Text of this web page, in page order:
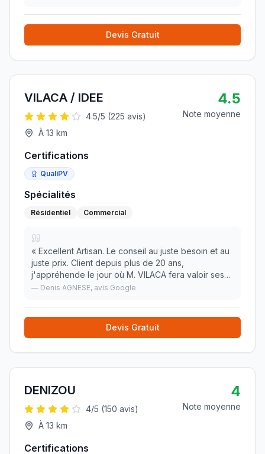
Devis Gratuit
VILACA / IDEE
4.5/5 (225 avis)
À 13 km
4.5
Note moyenne
Certifications
QualiPV
Spécialités
Résidentiel Commercial
« Excellent Artisan. Le conseil au juste besoin et au
juste prix. Client depuis plus de 20 ans,
j'appréhende le jour où M. VILACA fera valoir ses
droits à la retraite. Ses prestations sont toujours
— Denis AGNESE, avis Google
Devis Gratuit
DENIZOU
4/5 (150 avis)
À 13 km
4
Note moyenne
Certifications